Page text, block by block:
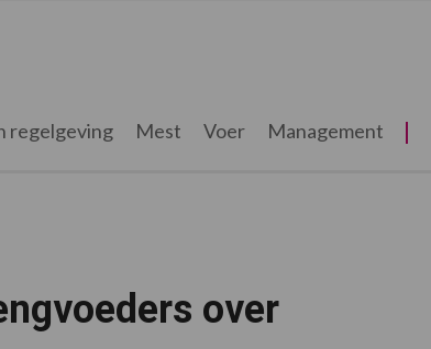
regelgeving Mest Voer Management
over